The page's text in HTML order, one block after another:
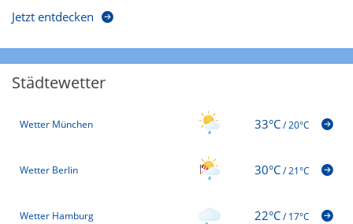
Jetzt entdecken
Städtewetter
Wetter München 33°C/20°C
Wetter Berlin 30°C/21°C
Wetter Hamburg 22°C/17°C